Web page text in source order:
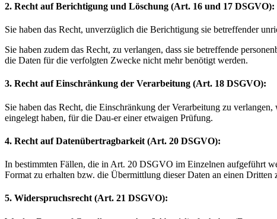
2. Recht auf Berichtigung und Löschung (Art. 16 und 17 DSGVO):
Sie haben das Recht, unverzüglich die Berichtigung sie betreffender
Sie haben zudem das Recht, zu verlangen, dass sie betreffende
die Daten für die verfolgten Zwecke nicht mehr benötigt werden.
3. Recht auf Einschränkung der Verarbeitung (Art. 18 DSGVO):
Sie haben das Recht, die Einschränkung der Verarbeitung zu
eingelegt haben, für die Dau-er einer etwaigen Prüfung.
4. Recht auf Datenübertragbarkeit (Art. 20 DSGVO):
In bestimmten Fällen, die in Art. 20 DSGVO im Einzelnen aufgeführt
Format zu erhalten bzw. die Übermittlung dieser Daten an einen Dritten
5. Widerspruchsrecht (Art. 21 DSGVO):